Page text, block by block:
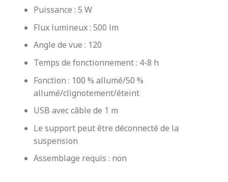
Puissance : 5 W
Flux lumineux : 500 lm
Angle de vue : 120
Temps de fonctionnement : 4-8 h
Fonction : 100 % allumé/50 %
allumé/clignotement/éteint
USB avec câble de 1 m
Le support peut être déconnecté de la
suspension
Assemblage requis : non